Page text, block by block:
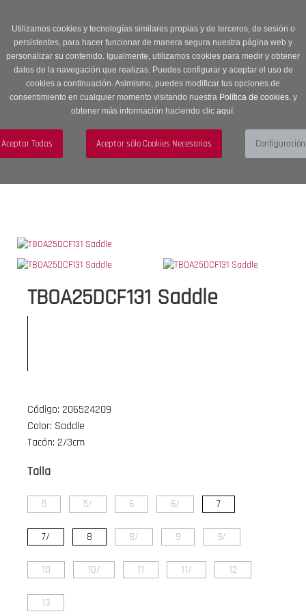
Utilizamos cookies y tecnologías similares propias y de terceros, de sesión o
persistentes, para hacer funcionar de manera segura nuestra página web y
personalizar su contenido. Igualmente, utilizamos cookies para medir y obtener
datos de la navegación que realizas. Puedes configurar y aceptar el uso de
cookies a continuación. Asimismo, puedes modificar tus opciones de
consentimiento en cualquier momento visitando nuestra Política de cookies.y
obtener más información haciendo clic aquí.
descuento en Sección OUTLET con código OUTLET20
navigation
Menú
TBOA25DCF131 Saddle
Código: 206524209
Color: Saddle
Tacón: 2/3cm
Talla
5 5/ 6 6/ 7
7/ 8 8/ 9 9/
10 10/ 11 11/ 12
13